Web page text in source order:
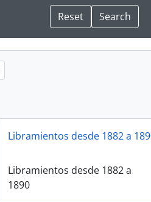
Libramientos desde 1882 a
Libramientos desde 1882 a
1890